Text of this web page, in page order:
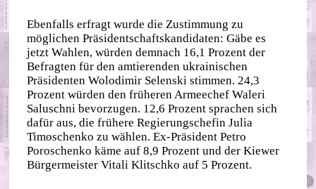
Ebenfalls erfragt wurde die Zustimmung zu
möglichen Präsidentschaftskandidaten: Gäbe es
jetzt Wahlen, würden demnach 16,1 Prozent der
Befragten für den amtierenden ukrainischen
Präsidenten Wolodimir Selenski stimmen. 24,3
Prozent würden den früheren Armeechef Waleri
Saluschni bevorzugen. 12,6 Prozent sprachen sich
dafür aus, die frühere Regierungschefin Julia
Timoschenko zu wählen. Ex-Präsident Petro
Poroschenko käme auf 8,9 Prozent und der Kiewer
Bürgermeister Vitali Klitschko auf 5 Prozent.